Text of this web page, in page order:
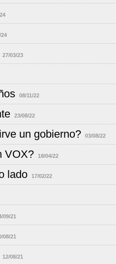
24
27/03/23
08/11/22
23/08/22
un gobierno? 03/08/22
VOX? 18/04/22
lado 17/02/22
09/21
08/21
12/08/21